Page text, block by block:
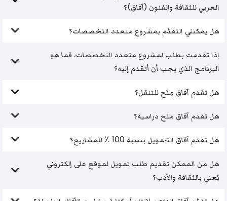
العربي للثقافة والفنون (آفاق)؟
هل يمكنني التقدّم بمشروع متعدد التخصصات؟
إذا تقدمت بطلب لمشروع متعدد التخصصات، فما هو
البرنامج الذي يجب أن أتقدم إليه؟
هل تقدم آفاق مِنَح للتنقل؟
هل تقدم آفاق منح دراسية؟
هل تقدم آفاق التَّمويل بنسبة 100 ٪ للمشاريع؟
هل من الممكن تقديم طلب تمويل لموقع على إلكتروني
يُعنى بالثقافة والأدب؟